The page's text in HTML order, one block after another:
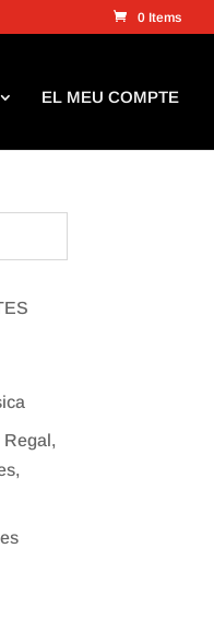
0 Items
EL MEU COMPTE
Regal,